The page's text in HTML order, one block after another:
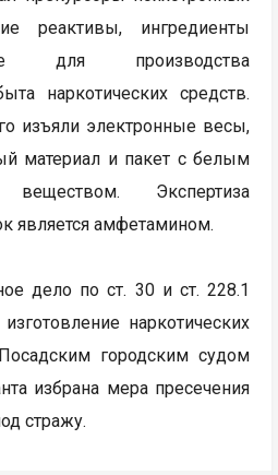
реактивы, ингредиенты
для производства
наркотических средств.
изъяли электронные весы,
материал и пакет с белым
веществом. Экспертиза
является амфетамином.
дело по ст. 30 и ст. 228.1
наркотических
городским судом
избрана мера пресечения
стражу.